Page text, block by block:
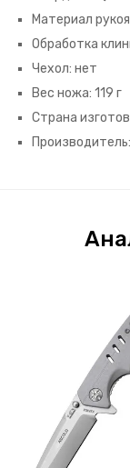
Материал
Обработка
Чехол: нет
Вес ножа: 119 г
Страна